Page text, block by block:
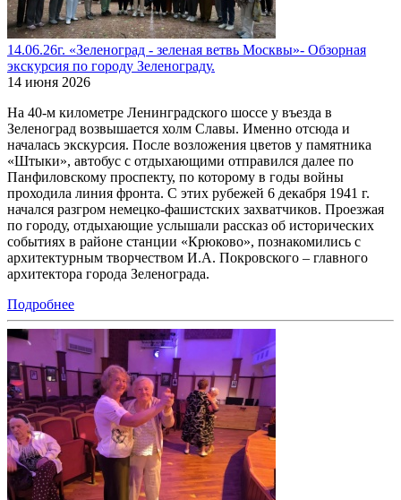
14.06.26г. «Зеленоград - зеленая ветвь Москвы»- Обзорная
экскурсия по городу Зеленограду.
14 июня 2026
На 40-м километре Ленинградского шоссе у въезда в
Зеленоград возвышается холм Славы. Именно отсюда и
началась экскурсия. После возложения цветов у памятника
«Штыки», автобус с отдыхающими отправился далее по
Панфиловскому проспекту, по которому в годы войны
проходила линия фронта. С этих рубежей 6 декабря 1941 г.
начался разгром немецко-фашистских захватчиков. Проезжая
по городу, отдыхающие услышали рассказ об исторических
событиях в районе станции «Крюково», познакомились с
архитектурным творчеством И.А. Покровского – главного
архитектора города Зеленограда.
Подробнее